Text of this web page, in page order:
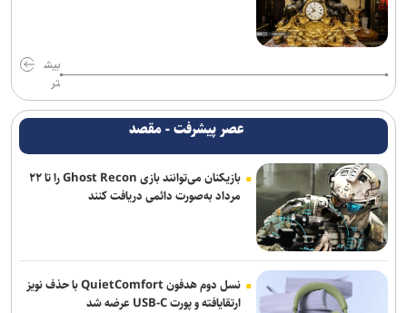
بیش
تر
عصر پیشرفت - مقصد
بازیکنان می‌توانند بازی Ghost Recon را تا ۲۲
مرداد به‌صورت دائمی دریافت کنند
نسل دوم هدفون QuietComfort با حذف نویز
ارتقایافته و پورت USB-C عرضه شد